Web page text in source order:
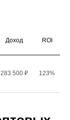
Доход ROI
283 500 ₽ 123%